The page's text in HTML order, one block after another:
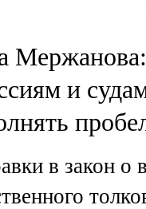
и
в закон о